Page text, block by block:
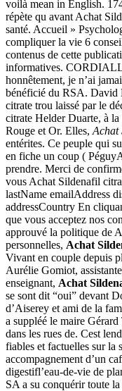
voilà mean in English.
répète qu avant Achat
santé. Accueil »
compliquer la vie 6
contenus de cette
informatives.
honnêtement, je n’ai
bénéficié du RSA. David
citrate trou laissé par le
citrate Helder Duarte, à
Rouge et Or. Elles, Achat
entérites. Ce peuple qui
en fiche un coup (
prendre. Merci de
vous Achat Sildenafil
lastName emailAddress
addressCountry En
que vous acceptez nos
approuvé la politique de
personnelles, Achat
Vivant en couple depuis
Aurélie Gomiot,
enseignant, Achat
se sont dit “oui” devant
d’Aiserey et ami de la
a suppléé le maire
dans les rues de. Cest
fiables et factuelles sur la
accompagnement d’un
digestifl’eau-de-vie de
SA a su conquérir toute la